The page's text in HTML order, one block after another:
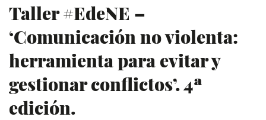
Taller #EdeNE –
‘Comunicación no violenta:
herramienta para evitar y
gestionar conflictos’. 4ª
edición.